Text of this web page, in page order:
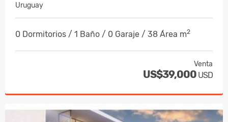
Uruguay
0 Dormitorios / 1 Baño / 0 Garaje / 38 Área m2
Venta
US$39,000 USD